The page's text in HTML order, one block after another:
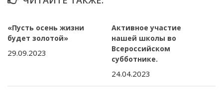
«Пусть осень жизни
будет золотой»
29.09.2023
Активное участие
нашей школы во
Всероссийском
субботнике.
24.04.2023